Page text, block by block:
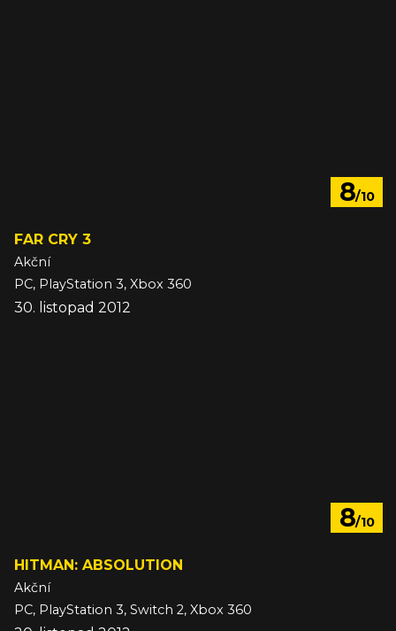
8/10
FAR CRY 3
Akční
PC, PlayStation 3, Xbox 360
30. listopad 2012
8/10
HITMAN: ABSOLUTION
Akční
PC, PlayStation 3, Switch 2, Xbox 360